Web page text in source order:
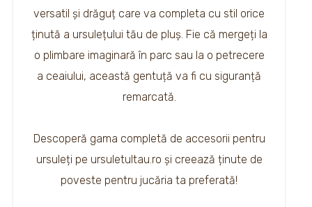
versatil și drăguț care va completa cu stil orice
ținută a ursulețului tău de pluș. Fie că mergeți la
o plimbare imaginară în parc sau la o petrecere
a ceaiului, această gentuță va fi cu siguranță
remarcată.
Descoperă gama completă de accesorii pentru
ursuleți pe ursuletultau.ro și creează ținute de
poveste pentru jucăria ta preferată!